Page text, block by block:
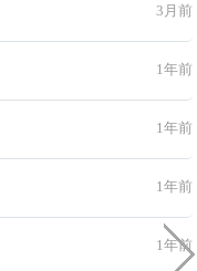
3月前
1年前
1年前
1年前
1年前